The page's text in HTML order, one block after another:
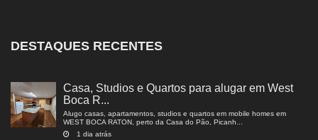
DESTAQUES RECENTES
Casa, Studios e Quartos para alugar em West
Boca R...
Alugo casas, apartamentos, studios e quartos em mobile homes em
WEST BOCA RATON, perto da Casa do Pão, Picanh...
1 dia atrás